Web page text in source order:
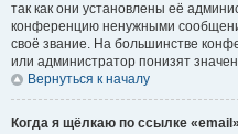
так как они установлены её
конференцию ненужными
своё звание. На большинстве
или администратор понизят
Вернуться к началу
Когда я щёлкаю по ссылке